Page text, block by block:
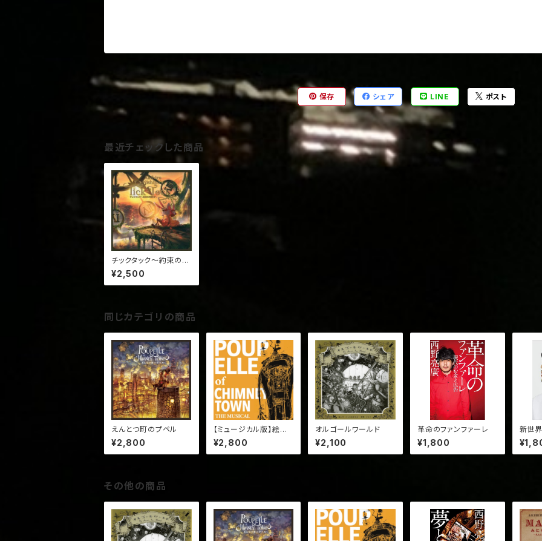
保存 シェア LINE ポスト
最近チェックした商品
チックタック～約束の時
計台～
¥2,500
同じカテゴリの商品
えんとつ町のプペル
¥2,800
【ミュージカル版】絵本
『えんとつ町のプペル』
¥2,800
オルゴールワールド
¥2,100
革命のファンファーレ
¥1,800
新世
その他の商品